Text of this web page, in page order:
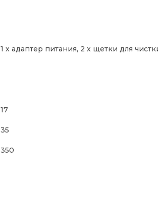
1 х адаптер питания, 2 х щетки для
17
35
350